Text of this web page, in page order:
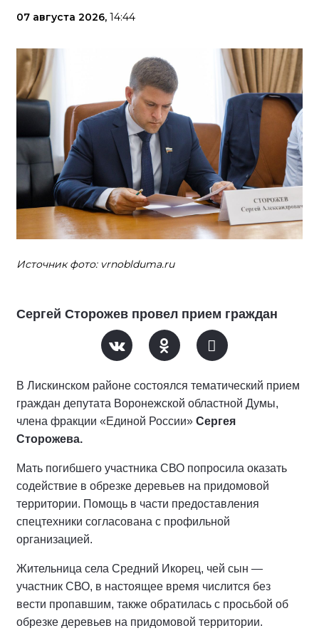
07 августа 2026, 14:44
Источник фото: vrnoblduma.ru
Сергей Сторожев провел прием граждан
В Лискинском районе состоялся тематический прием
граждан депутата Воронежской областной Думы,
члена фракции «Единой России» Сергея
Сторожева.
Мать погибшего участника СВО попросила оказать
содействие в обрезке деревьев на придомовой
территории. Помощь в части предоставления
спецтехники согласована с профильной
организацией.
Жительница села Средний Икорец, чей сын —
участник СВО, в настоящее время числится без
вести пропавшим, также обратилась с просьбой об
обрезке деревьев на придомовой территории.